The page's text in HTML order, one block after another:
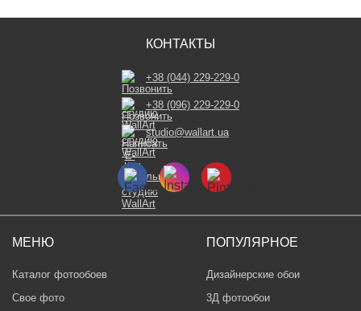
МЕНЮ
Каталог фотообоев
Свое фото
ПОПУЛЯРНОЕ
Дизайнерские обои
3Д фотообои
КОНТАКТЫ
+38 (044) 229-229-0
+38 (096) 229-229-0
studio@wallart.ua